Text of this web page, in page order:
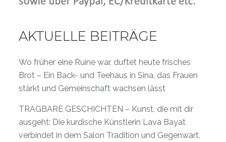
AKTUELLE BEITRÄGE
Wo früher eine Ruine war, duftet heute frisches
Brot – Ein Back- und Teehaus in Sina, das Frauen
stärkt und Gemeinschaft wachsen lässt
TRAGBARE GESCHICHTEN – Kunst, die mit dir
ausgeht: Die kurdische Künstlerin Lava Bayat
verbindet in dem Salon Tradition und Gegenwart.